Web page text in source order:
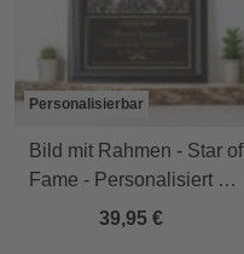
Personalisierbar
Bild mit Rahmen - Star of
Fame - Personalisiert mit
Namen
39,95 €